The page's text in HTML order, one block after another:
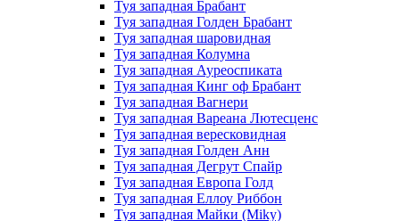
Туя западная Брабант
Туя западная Голден Брабант
Туя западная шаровидная
Туя западная Колумна
Туя западная Ауреоспиката
Туя западная Кинг оф Брабант
Туя западная Вагнери
Туя западная Вареана Лютесценс
Туя западная вересковидная
Туя западная Голден Анн
Туя западная Дегрут Спайр
Туя западная Европа Голд
Туя западная Еллоу Риббон
Туя западная Майки (Miky)